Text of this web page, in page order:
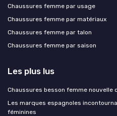
Chaussures femme par usage
Chaussures femme par matériaux
Chaussures femme par talon
Chaussures femme par saison
Les plus lus
Chaussures besson femme nouvelle
Les marques espagnoles
féminines